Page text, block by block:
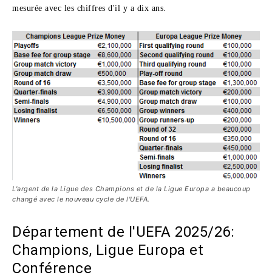
mesurée avec les chiffres d'il y a dix ans.
L'argent de la Ligue des Champions et de la Ligue Europa a beaucoup
changé avec le nouveau cycle de l'UEFA.
Département de l'UEFA 2025/26:
Champions, Ligue Europa et
Conférence